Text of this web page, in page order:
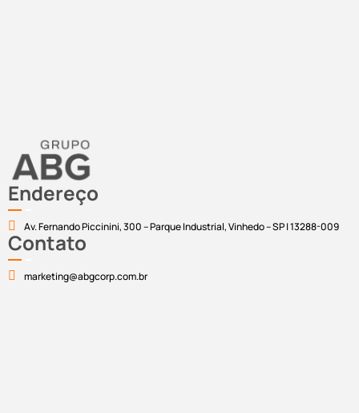
Endereço
Av. Fernando Piccinini, 300 – Parque Industrial, Vinhedo – SP | 13288-009
Contato
marketing@abgcorp.com.br